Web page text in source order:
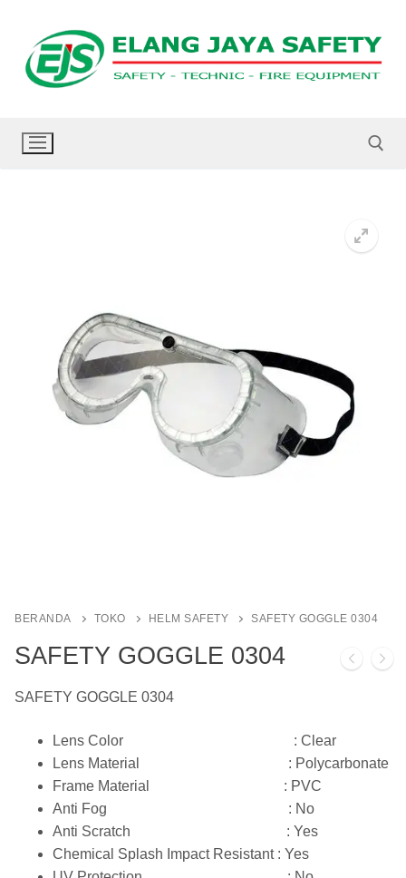
BERANDA TOKO HELM SAFETY SAFETY GOGGLE 0304
SAFETY GOGGLE 0304
SAFETY GOGGLE 0304
Lens Color : Clear
Lens Material : Polycarbonate
Frame Material : PVC
​​Anti Fog : No
Anti Scratch : Yes
Chemical Splash Impact Resistant : Yes